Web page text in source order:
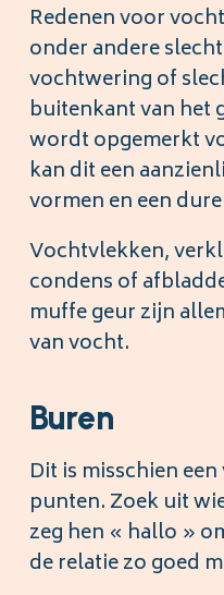
Redenen voor
onder andere
vochtwering of
buitenkant van het
wordt opgemerkt
kan dit een
vormen en een
Vochtvlekken,
condens of
muffe geur zijn
van vocht.
Buren
Dit is misschien
punten. Zoek uit
zeg hen « hallo »
de relatie zo goed